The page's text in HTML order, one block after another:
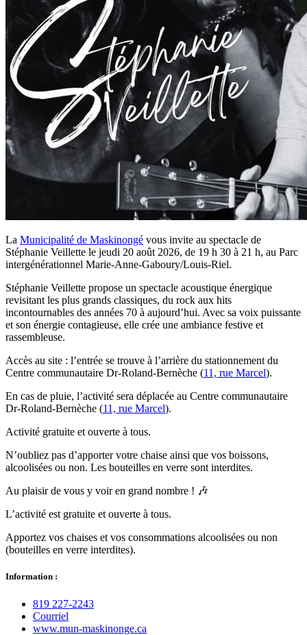
La Municipalité de Maskinongé vous invite au spectacle de
Stéphanie Veillette le jeudi 20 août 2026, de 19 h 30 à 21 h, au Parc
intergénérationnel Marie-Anne-Gaboury/Louis-Riel.
Stéphanie Veillette propose un spectacle acoustique énergique
revisitant les plus grands classiques, du rock aux hits
incontournables des années 70 à aujourd’hui. Avec sa voix puissante
et son énergie contagieuse, elle crée une ambiance festive et
rassembleuse.
Accès au site : l’entrée se trouve à l’arrière du stationnement du
Centre communautaire Dr-Roland-Bernèche (11, rue Marcel).
En cas de pluie, l’activité sera déplacée au Centre communautaire
Dr-Roland-Bernèche (11, rue Marcel).
Activité gratuite et ouverte à tous.
N’oubliez pas d’apporter votre chaise ainsi que vos boissons,
alcoolisées ou non. Les bouteilles en verre sont interdites.
Au plaisir de vous y voir en grand nombre ! 🎶
L’activité est gratuite et ouverte à tous.
Apportez vos chaises et vos consommations alcoolisées ou non
(bouteilles en verre interdites).
Information :
819 227‑2243
Courriel
www.mun‑maskinonge.ca